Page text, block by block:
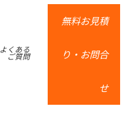
よくある
ご質問
無料お見積
り・お問合
せ